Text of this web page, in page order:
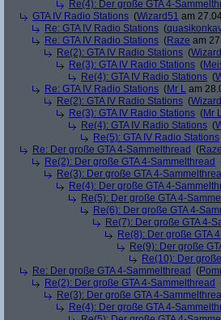
Re(4): Der große GTA 4-
GTA IV Radio Stations (Wizard51 am
Re: GTA IV Radio Stations (
Re: GTA IV Radio Stations (Raze am
Re(2): GTA IV Radio Stations (
Re(3): GTA IV Radio Stations (
Re(4): GTA IV Radio Stations (
Re: GTA IV Radio Stations (Mr L am
Re(2): GTA IV Radio Stations (
Re(3): GTA IV Radio Stations (Mr
Re(4): GTA IV Radio Stations (
Re(5): GTA IV Radio Stations
Re: Der große GTA 4-Sammelthread (Raze
Re(2): Der große GTA 4-Sammelthread
Re(3): Der große GTA 4-
Re(4): Der große GTA 4-
Re(5): Der große GTA 4-
Re(6): Der große GTA 4-
Re(7): Der große GTA 4-
Re(8): Der große GTA
Re(9): Der große
Re(10): Der
Re: Der große GTA 4-Sammelthread (
Re(2): Der große GTA 4-Sammelthread
Re(3): Der große GTA 4-
Re(4): Der große GTA 4-